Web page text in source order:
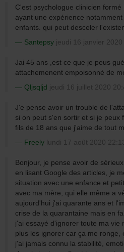
C'est psychologue clinicien
ayant une expérience
enfants. qui peut desceler
Santepsy jeudi 16 janvier 2020
Jai 45 ans ,est ce que je peus
attachemenent empoisonné de
Qljsqljd jeudi 16 juillet 2020
J'e pense avoir un trouble de
si on peut s'en sortir et si je peux
fils de 18 ans que j'aime de tout
Freely lundi 17 août 2020
Bonjour, je pense avoir de
en lisant Google des articles, je
situation avec une enfance et
avec ma mère, qui elle même a
aujourd'hui j'ai quarante ans et
crise de la quarantaine mais en
j'ai essayé d'ignorer toute ma vie
plus les ignorer car ça me ronge,
j'ai jamais connu la stabilité,